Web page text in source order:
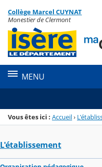
Menu de la rubrique
Contenu
Collège Marcel CUYNAT
Monestier de Clermont
MENU
Vous êtes ici : Accueil›
L'établissement